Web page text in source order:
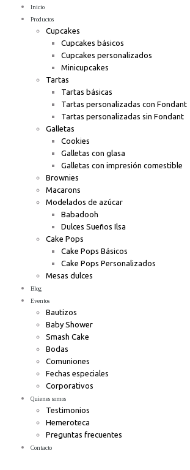
Inicio
Productos
Cupcakes
Cupcakes básicos
Cupcakes personalizados
Minicupcakes
Tartas
Tartas básicas
Tartas personalizadas con Fondant
Tartas personalizadas sin Fondant
Galletas
Cookies
Galletas con glasa
Galletas con impresión comestible
Brownies
Macarons
Modelados de azúcar
Babadooh
Dulces Sueños Ilsa
Cake Pops
Cake Pops Básicos
Cake Pops Personalizados
Mesas dulces
Blog
Eventos
Bautizos
Baby Shower
Smash Cake
Bodas
Comuniones
Fechas especiales
Corporativos
Quienes somos
Testimonios
Hemeroteca
Preguntas frecuentes
Contacto